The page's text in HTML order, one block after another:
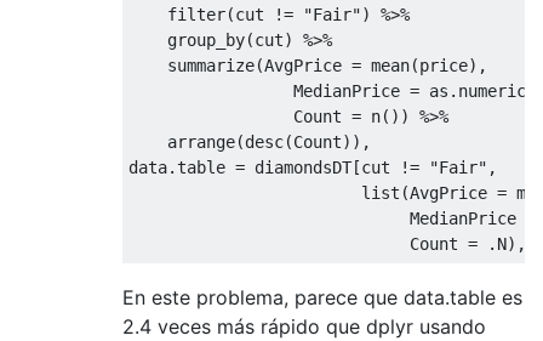
    filter(cut !=
"Fair") %>%
    group_by(cut) %>%
    summarize(AvgPrice = mean(price),
MedianPrice =
                 Count = n()) %>%
    arrange(desc(Count)),
data.table = diamondsDT[cut !=
"Fair" ,
list(AvgPrice =
MedianPrice
Count = .N),
En este problema, parece que data.table es
2.4 veces más rápido que dplyr usando